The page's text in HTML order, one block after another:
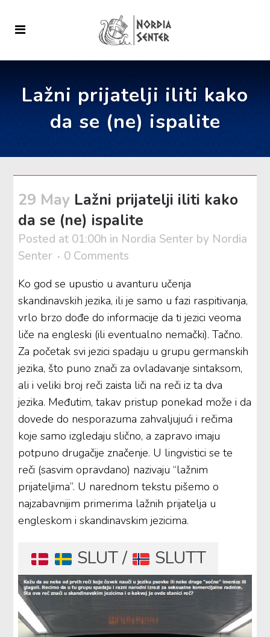
Lažni prijatelji iliti kako
da se (ne) ispalite
29 May Lažni prijatelji iliti kako
da se (ne) ispalite
Posted at 01:00h in Nordia Senter by Nordia
Senter
0 Comments
Ko god se upustio u avanturu učenja
skandinavskih jezika, ili je samo u fazi raspitivanja,
vrlo brzo dođe do informacije da ti jezici veoma
liče na engleski (ili eventualno nemački). Tačno.
Za početak svi jezici spadaju u grupu germanskih
jezika, što puno znači za ovladavanje sintaksom,
ali i veliki broj reči zaista liči na reči iz ta dva
jezika. Međutim, takav pristup ponekad može i da
dovede do nesporazuma zahvaljujući i rečima
koje samo izgledaju slično, a zapravo imaju
potpuno drugačije značenje. U lingvistici se te
reči (sasvim opravdano) nazivaju “lažnim
prijateljima”. U narednom tekstu pišemo o
najzabavnijim primerima lažnih prijatelja u
engleskom i skandinavskim jezicima.
SLUT / SLUTT